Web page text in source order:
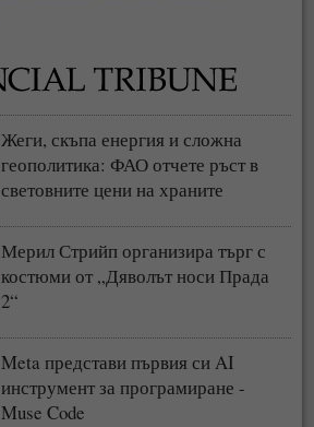
Жеги, скъпа енергия и сложна
геополитика: ФАО отчете ръст в
световните цени на храните
Мерил Стрийп организира търг с
костюми от „Дяволът носи Прада
2“
Meta представи първия си AI
инструмент за програмиране -
Muse Code